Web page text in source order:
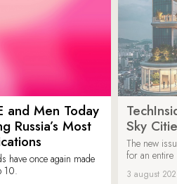
and Men Today
Russia’s Most
have once again made
10.
Sky
The new
for an entire
3 august